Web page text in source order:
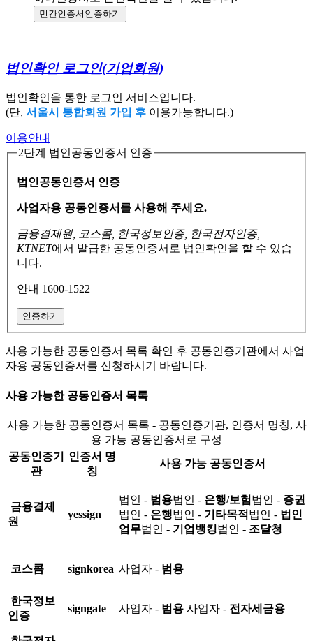
민간인증서 인증하기
법인확인 로그인(기업회원)
법인확인을 통한 로그인 서비스입니다.
(단, 서울시 통합회원 가입 후 이용가능합니다.)
이용안내
2단계 법인공동인증서 인증
법인공동인증서 인증
사업자용 공동인증서를 사용해 주세요.
금융결제원, 코스콤, 한국정보인증, 한국전자인증,
KTNET에서 발급한 공동인증서로 법인확인을 할 수 있습
니다.
안내 1600-1522
인증하기
사용 가능한 공동인증서 목록 확인 후 공동인증기관에서 사업
자용 공동인증서를 신청하시기 바랍니다.
사용 가능한 공동인증서 목록
사용 가능한 공동인증서 목록 - 공동인증기관, 인증서 명칭, 사
용 가능 공동인증서로 구성
공동인증기
관
인증서 명
칭
사용 가능 공동인증서
금융결제
원
yessign
법인 - 범용법인 - 은행/보험 법인 - 증권
법인 - 은행법인 - 기타목적 법인 - 법인
업무법인 - 기업뱅킹법인 - 조달청
코스콤 signkorea 사업자 - 범용
한국정보
인증
signgate 사업자 - 범용 사업자 - 전자세금용